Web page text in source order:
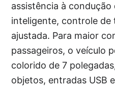
assistência à
inteligente, controle de
ajustada. Para maior
passageiros, o veículo
colorido de 7
objetos, entradas USB